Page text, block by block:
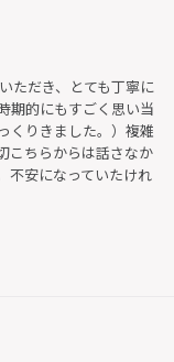
ただき、とても丁寧に
期的にもすごく思い当
くりきました。）複雑
こちらからは話さなか
不安になっていたけれ